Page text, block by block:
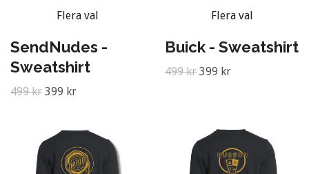
Flera val
SendNudes -
Sweatshirt
499 kr 399 kr
Flera val
Buick - Sweatshirt
499 kr 399 kr